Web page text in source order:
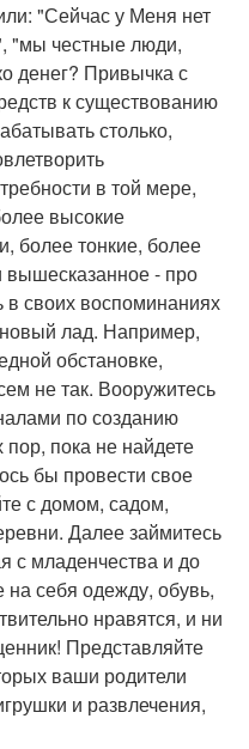
"Сейчас у Меня нет
"мы честные люди,
денег? Привычка с
к существованию
столько,
в той мере,
высокие
более тонкие, более
вышесказанное - про
в своих воспоминаниях
лад. Например,
обстановке,
не так. Вооружитесь
по созданию
пор, пока не найдете
бы провести свое
с домом, садом,
Далее займитесь
с младенчества и до
себя одежду, обувь,
нравятся, и ни
Представляйте
ваши родители
и развлечения,